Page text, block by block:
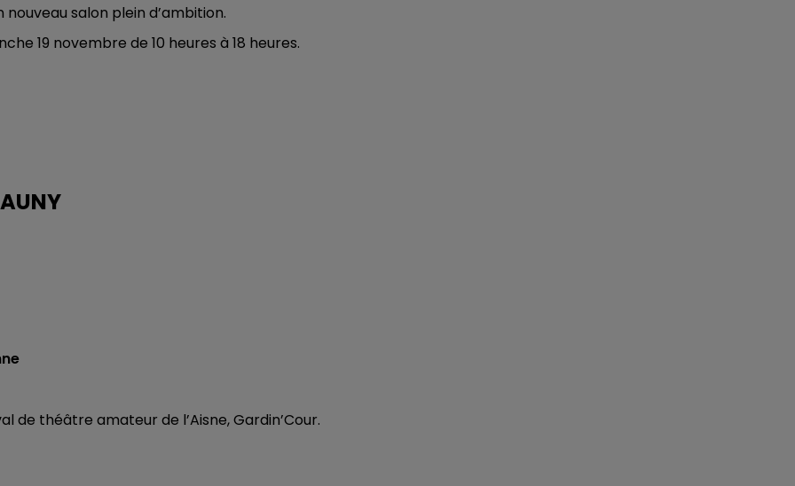
salon plein d’ambition.
19 novembre de 10 heures à 18 heures.
de théâtre amateur de l’Aisne, Gardin’Cour.